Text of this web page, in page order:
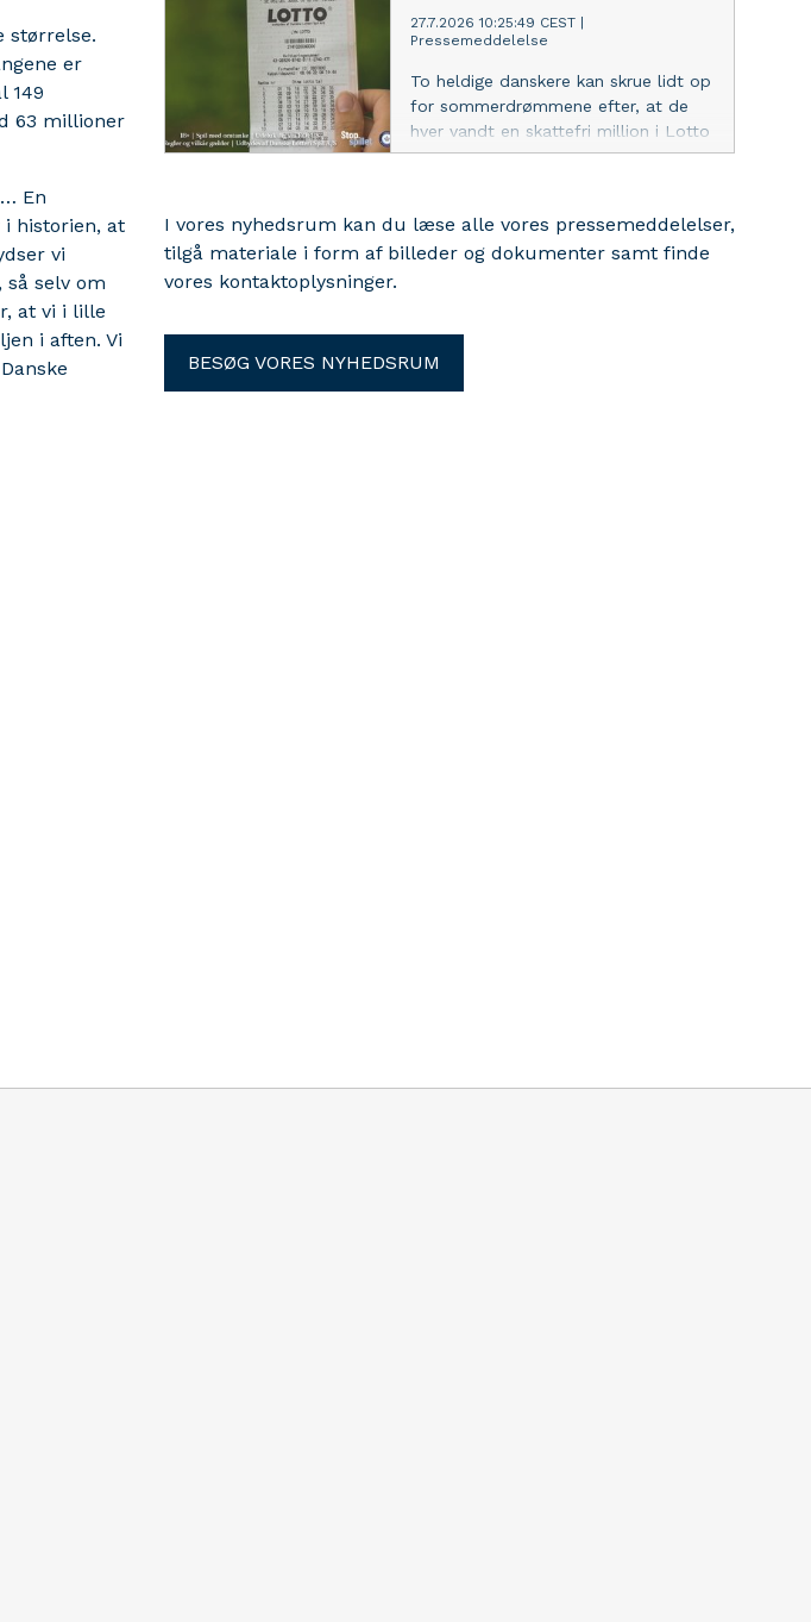
størrelse.
er
149
63 millioner
En
historien, at
vi
selv om
at vi i lille
i aften. Vi
27.7.2026 10:25:49 CEST
Pressemeddelelse
To heldige danskere kan skrue lidt op
for sommerdrømmene efter, at de
hver vandt en skattefri million i Lotto
i weekenden. Se her, hvor millionerne
I vores nyhedsrum kan du læse alle vores pressemeddelelser,
tilgå materiale i form af billeder og dokumenter samt finde
vores kontaktoplysninger.
BESØG VORES NYHEDSRUM